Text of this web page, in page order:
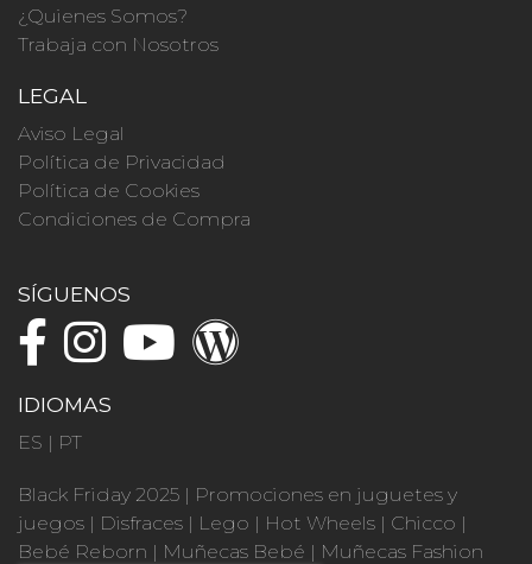
¿Quienes Somos?
Trabaja con Nosotros
LEGAL
Aviso Legal
Política de Privacidad
Política de Cookies
Condiciones de Compra
SÍGUENOS
IDIOMAS
ES | PT
Black Friday 2025 | Promociones en juguetes y
juegos | Disfraces | Lego | Hot Wheels | Chicco |
Bebé Reborn | Muñecas Bebé | Muñecas Fashion